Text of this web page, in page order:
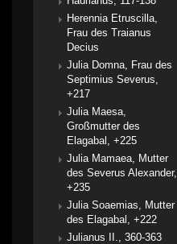
Herennia Etruscilla,
Frau des Traianus
Decius
Julia Domna, Frau des
Septimius Severus,
+217
Julia Maesa,
Großmutter des
Elagabal, +225
Julia Mamaea, Mutter
des Severus Alexander,
+235
Julia Soaemias, Mutter
des Elagabal, +222
Julianus II., 360-363